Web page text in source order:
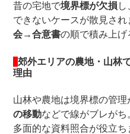
昔の宅地で境界標が欠損 し
できないケースが散見され
会→合意書の順で積み上げ
郊外エリアの農地・山林
理由
山林や農地は境界標の管理
の移動などで線がブレがち
多面的な資料照合が役立ち